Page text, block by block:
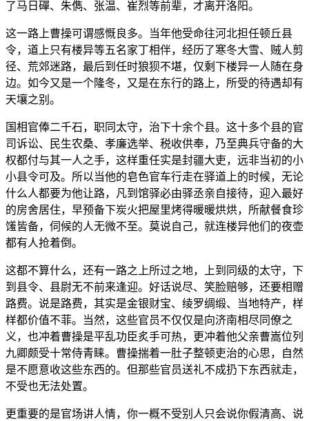
了马日磾、朱儁、张温、崔烈等前辈，才离开洛阳。
这一路上曹操可谓感慨良多。当年他受命往河北担任顿丘县
令，道上只有楼异等五名家丁相伴，经历了寒冬大雪、贼人剪
径、荒郊迷路，最后到任时狼狈不堪，仅剩下楼异一人随在身
边。如今又是一个隆冬，又是在东行的路上，所受的待遇却有
天壤之别。
国相官俸二千石，职同太守，治下十余个县。这十多个县的官
司诉讼、民生农桑、孝廉选举、税收供奉，乃至典兵守备的大
权都付与其一人之手，这样重任实是封疆大吏，远非当初的小
小县令可及。所以当他的皂色官车行走在驿道上的时候，无论
什么人都要为他让路，凡到馆驿必由驿丞亲自接待，迎入最好
的房舍居住，早预备下炭火把屋里烤得暖暖烘烘，所献餐食珍
馐皆备，伺候的人无微不至。莫说自己，就连楼异他们的夜壶
都有人抢着倒。
这都不算什么，还有一路之上所过之地，上到同级的太守，下
到县令、县尉无不前来逢迎。好话说尽、笑脸赔够，还要相赠
路费。说是路费，其实是金银财宝、绫罗绸缎、当地特产，样
样都价值不菲。当然，这些官员不仅仅是向济南相尽同僚之
义，也冲着曹操是平乱功臣炙手可热，更冲着他父亲曹嵩位列
九卿颇受十常侍青睐。曹操揣着一肚子整顿吏治的心思，自然
是不愿意收这些东西的。但那些官员送礼不成扔下东西就走，
不受也无法处置。
更重要的是官场讲人情，你一概不受别人只会说你假清高、说